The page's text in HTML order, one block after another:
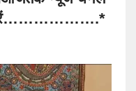
खबरें……………….*